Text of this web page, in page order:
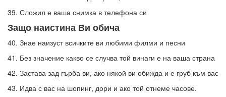
39. Сложил е ваша снимка в телефона си
Защо наистина Ви обича
40. Знае наизуст всичките ви любими филми и песни
41. Без значение какво се случва той винаги е на ваша страна
42. Застава зад гърба ви, ако някой ви обижда и е груб към вас
43. Идва с вас на шопинг, дори и ако той отнеме часове.